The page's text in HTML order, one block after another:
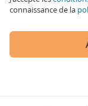
connaissance de la